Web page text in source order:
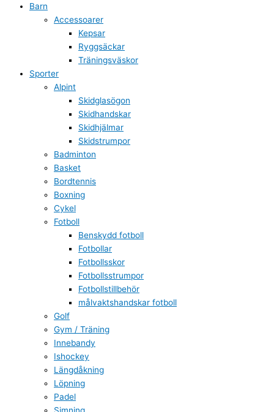
Barn
Accessoarer
Kepsar
Ryggsäckar
Träningsväskor
Sporter
Alpint
Skidglasögon
Skidhandskar
Skidhjälmar
Skidstrumpor
Badminton
Basket
Bordtennis
Boxning
Cykel
Fotboll
Benskydd fotboll
Fotbollar
Fotbollsskor
Fotbollsstrumpor
Fotbollstillbehör
målvaktshandskar fotboll
Golf
Gym / Träning
Innebandy
Ishockey
Längdåkning
Löpning
Padel